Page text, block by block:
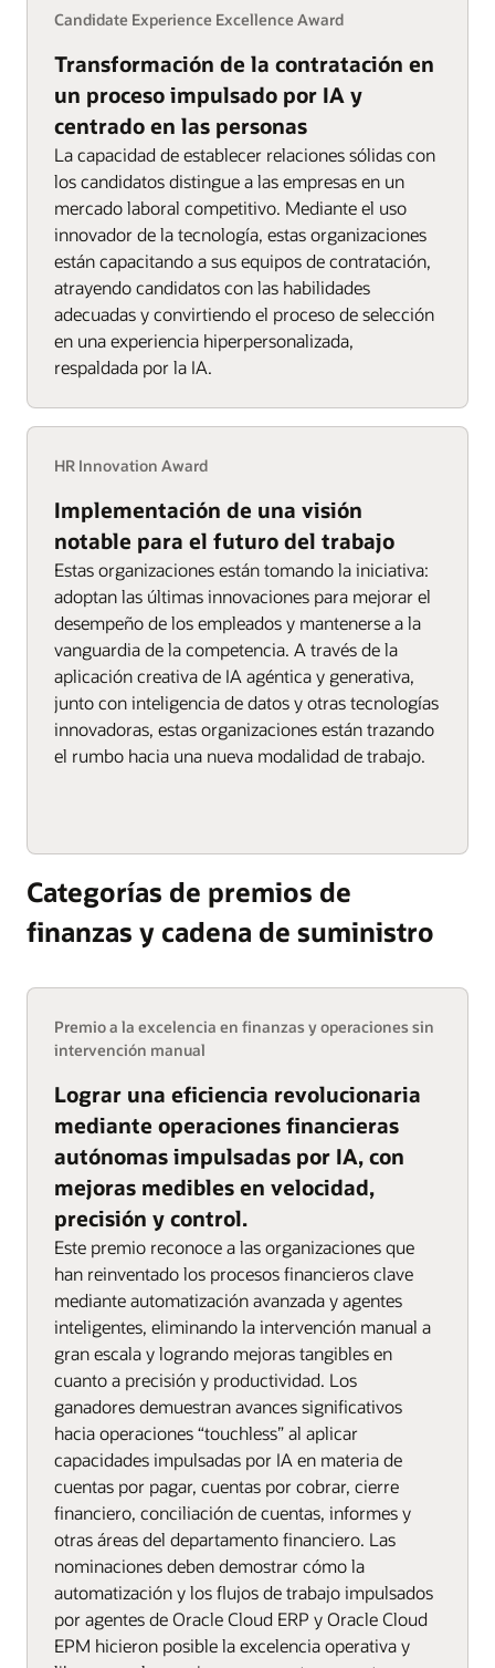
Candidate Experience Excellence Award
Transformación de la contratación en
un proceso impulsado por IA y
centrado en las personas
La capacidad de establecer relaciones sólidas con
los candidatos distingue a las empresas en un
mercado laboral competitivo. Mediante el uso
innovador de la tecnología, estas organizaciones
están capacitando a sus equipos de contratación,
atrayendo candidatos con las habilidades
adecuadas y convirtiendo el proceso de selección
en una experiencia hiperpersonalizada,
respaldada por la IA.
HR Innovation Award
Implementación de una visión
notable para el futuro del trabajo
Estas organizaciones están tomando la iniciativa:
adoptan las últimas innovaciones para mejorar el
desempeño de los empleados y mantenerse a la
vanguardia de la competencia. A través de la
aplicación creativa de IA agéntica y generativa,
junto con inteligencia de datos y otras tecnologías
innovadoras, estas organizaciones están trazando
el rumbo hacia una nueva modalidad de trabajo.
Categorías de premios de
finanzas y cadena de suministro
Premio a la excelencia en finanzas y operaciones sin
intervención manual
Lograr una eficiencia revolucionaria
mediante operaciones financieras
autónomas impulsadas por IA, con
mejoras medibles en velocidad,
precisión y control.
Este premio reconoce a las organizaciones que
han reinventado los procesos financieros clave
mediante automatización avanzada y agentes
inteligentes, eliminando la intervención manual a
gran escala y logrando mejoras tangibles en
cuanto a precisión y productividad. Los
ganadores demuestran avances significativos
hacia operaciones “touchless” al aplicar
capacidades impulsadas por IA en materia de
cuentas por pagar, cuentas por cobrar, cierre
financiero, conciliación de cuentas, informes y
otras áreas del departamento financiero. Las
nominaciones deben demostrar cómo la
automatización y los flujos de trabajo impulsados
por agentes de Oracle Cloud ERP y Oracle Cloud
EPM hicieron posible la excelencia operativa y